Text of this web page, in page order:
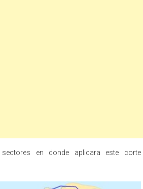
en donde aplicara este corte